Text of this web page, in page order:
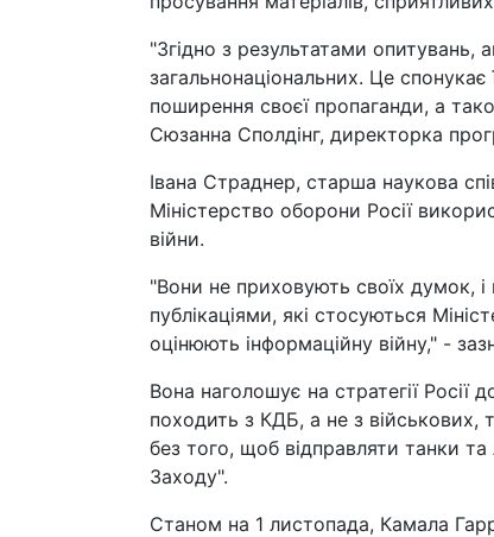
"Згідно з результатами
загальнонаціональних. Це
поширення своєї пропаганди, а
Сюзанна Сполдінг, директорка
Івана Страднер, старша наукова
Міністерство оборони Росії
війни.
"Вони не приховують своїх думок,
публікаціями, які стосуються
оцінюють інформаційну війну," -
Вона наголошує на стратегії
походить з КДБ, а не з військових,
без того, щоб відправляти танки
Заходу".
Станом на 1 листопада, Камала